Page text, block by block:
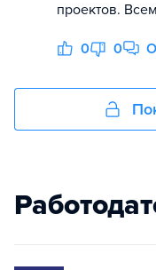
проектов.
0 0